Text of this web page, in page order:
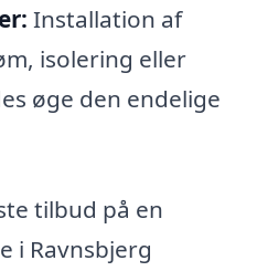
Installation af
isolering eller
øge den endelige
tilbud på en
i Ravnsbjerg